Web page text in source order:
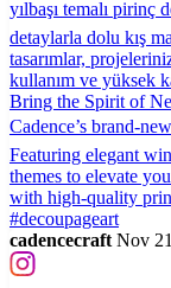
cadencecraft Nov 21